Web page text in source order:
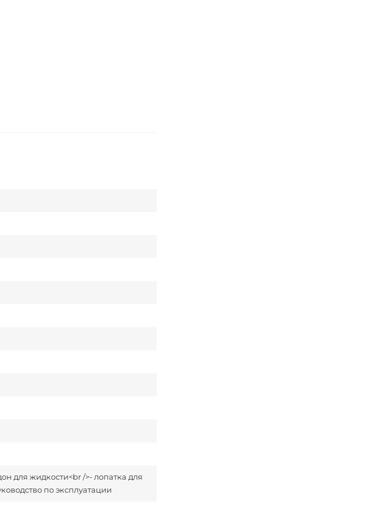
для жидкости<br />- лопатка для
по эксплуатации